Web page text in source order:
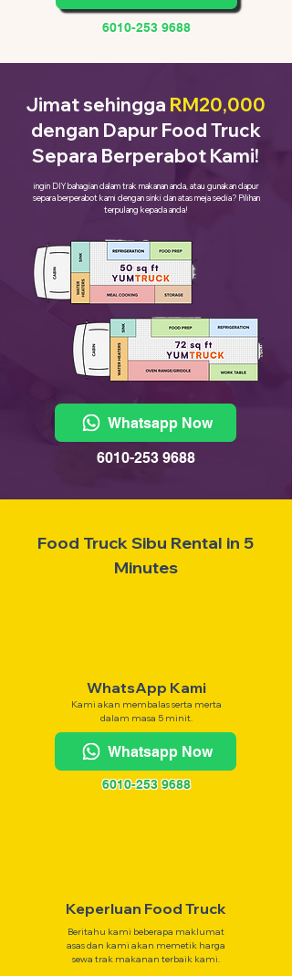
6010-253 9688
Jimat sehingga RM20,000
dengan Dapur Food Truck
Separa Berperabot Kami!
ingin DIY bahagian dalam trak makanan anda, atau gunakan dapur
separa berperabot kami dengan sinki dan atas meja sedia? Pilihan
terpulang kepada anda!
Whatsapp Now
6010-253 9688
Food Truck Sibu Rental in 5
Minutes
WhatsApp Kami
Kami akan membalas serta merta
dalam masa 5 minit.
Whatsapp Now
6010-253 9688
Keperluan Food Truck
Beritahu kami beberapa maklumat
asas dan kami akan memetik harga
sewa trak makanan terbaik kami.